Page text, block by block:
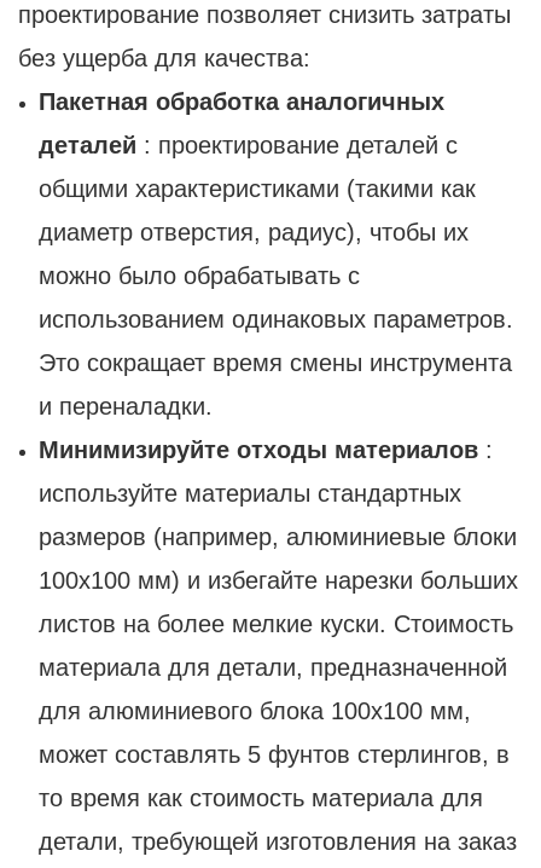
проектирование позволяет снизить затраты
без ущерба для качества:
Пакетная обработка аналогичных
деталей : проектирование деталей с
общими характеристиками (такими как
диаметр отверстия, радиус), чтобы их
можно было обрабатывать с
использованием одинаковых параметров.
Это сокращает время смены инструмента
и переналадки.
Минимизируйте отходы материалов :
используйте материалы стандартных
размеров (например, алюминиевые блоки
100x100 мм) и избегайте нарезки больших
листов на более мелкие куски. Стоимость
материала для детали, предназначенной
для алюминиевого блока 100x100 мм,
может составлять 5 фунтов стерлингов, в
то время как стоимость материала для
детали, требующей изготовления на заказ